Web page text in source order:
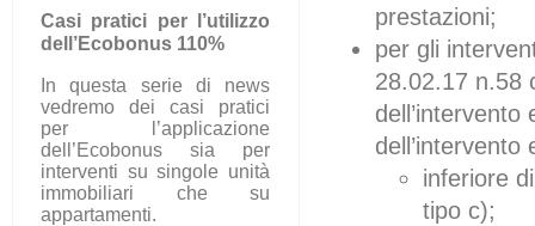
Casi pratici per l’utilizzo
dell’Ecobonus 110%
In questa serie di news
vedremo dei casi pratici
per l’applicazione
dell’Ecobonus sia per
interventi su singole unità
immobiliari che su
appartamenti.
prestazioni;
per gli
28.02.17 n.58
inferiore
tipo c);